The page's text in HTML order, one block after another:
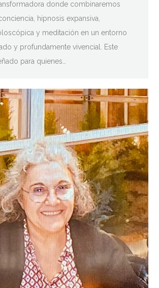
donde combinaremos
hipnosis expansiva,
y meditación en un entorno
y profundamente vivencial. Este
para quienes…